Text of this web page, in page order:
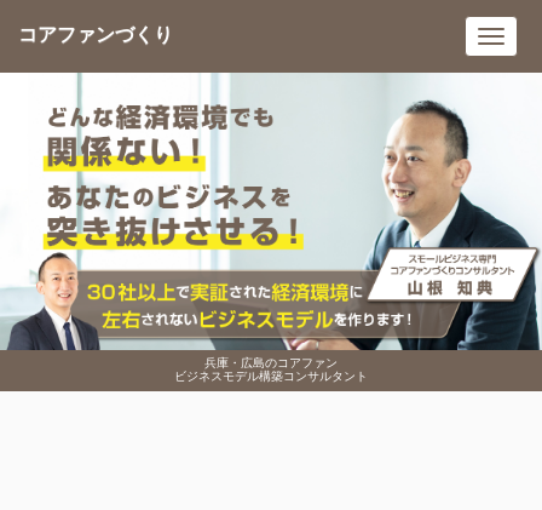
兵庫・広島のコアファン
ビジネスモデル構築コンサルタント
コアファンづくり